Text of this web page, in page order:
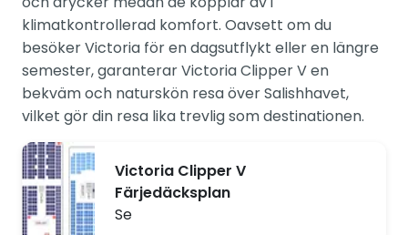
klimatkontrollerad komfort. Oavsett om du
besöker Victoria för en dagsutflykt eller en längre
semester, garanterar Victoria Clipper V en
bekväm och naturskön resa över Salishhavet,
vilket gör din resa lika trevlig som destinationen.
Victoria Clipper V
Färjedäcksplan
Se